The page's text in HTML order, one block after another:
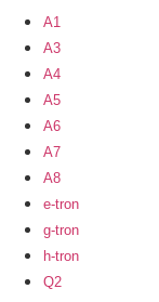
A1
A3
A4
A5
A6
A7
A8
e-tron
g-tron
h-tron
Q2